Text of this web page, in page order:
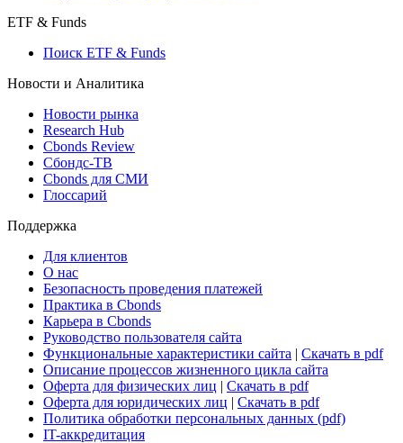
ETF & Funds
Поиск ETF & Funds
Новости и Аналитика
Новости рынка
Research Hub
Cbonds Review
Сбондс-ТВ
Cbonds для СМИ
Глоссарий
Поддержка
Для клиентов
О нас
Безопасность проведения платежей
Практика в Cbonds
Карьера в Cbonds
Руководство пользователя сайта
Функциональные характеристики сайта | Скачать в pdf
Описание процессов жизненного цикла сайта
Оферта для физических лиц | Скачать в pdf
Оферта для юридических лиц | Скачать в pdf
Политика обработки персональных данных (pdf)
IT-аккредитация